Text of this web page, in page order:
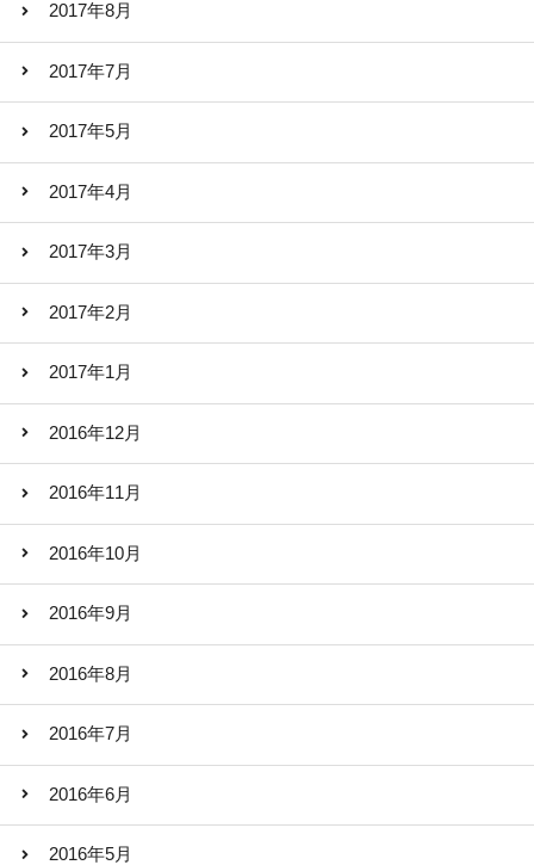
2017年8月
2017年7月
2017年5月
2017年4月
2017年3月
2017年2月
2017年1月
2016年12月
2016年11月
2016年10月
2016年9月
2016年8月
2016年7月
2016年6月
2016年5月